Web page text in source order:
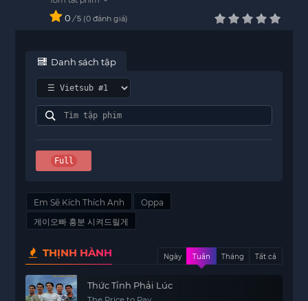
0 / 5 0 đánh giá
Danh sách tập
Full
Em Sẽ Kích Thích Anh
Oppa
게이오빠 흥분 시켜드릴게
THỊNH HÀNH Ngày Tuần Tháng Tất cả
Thức Tỉnh Phải Lúc